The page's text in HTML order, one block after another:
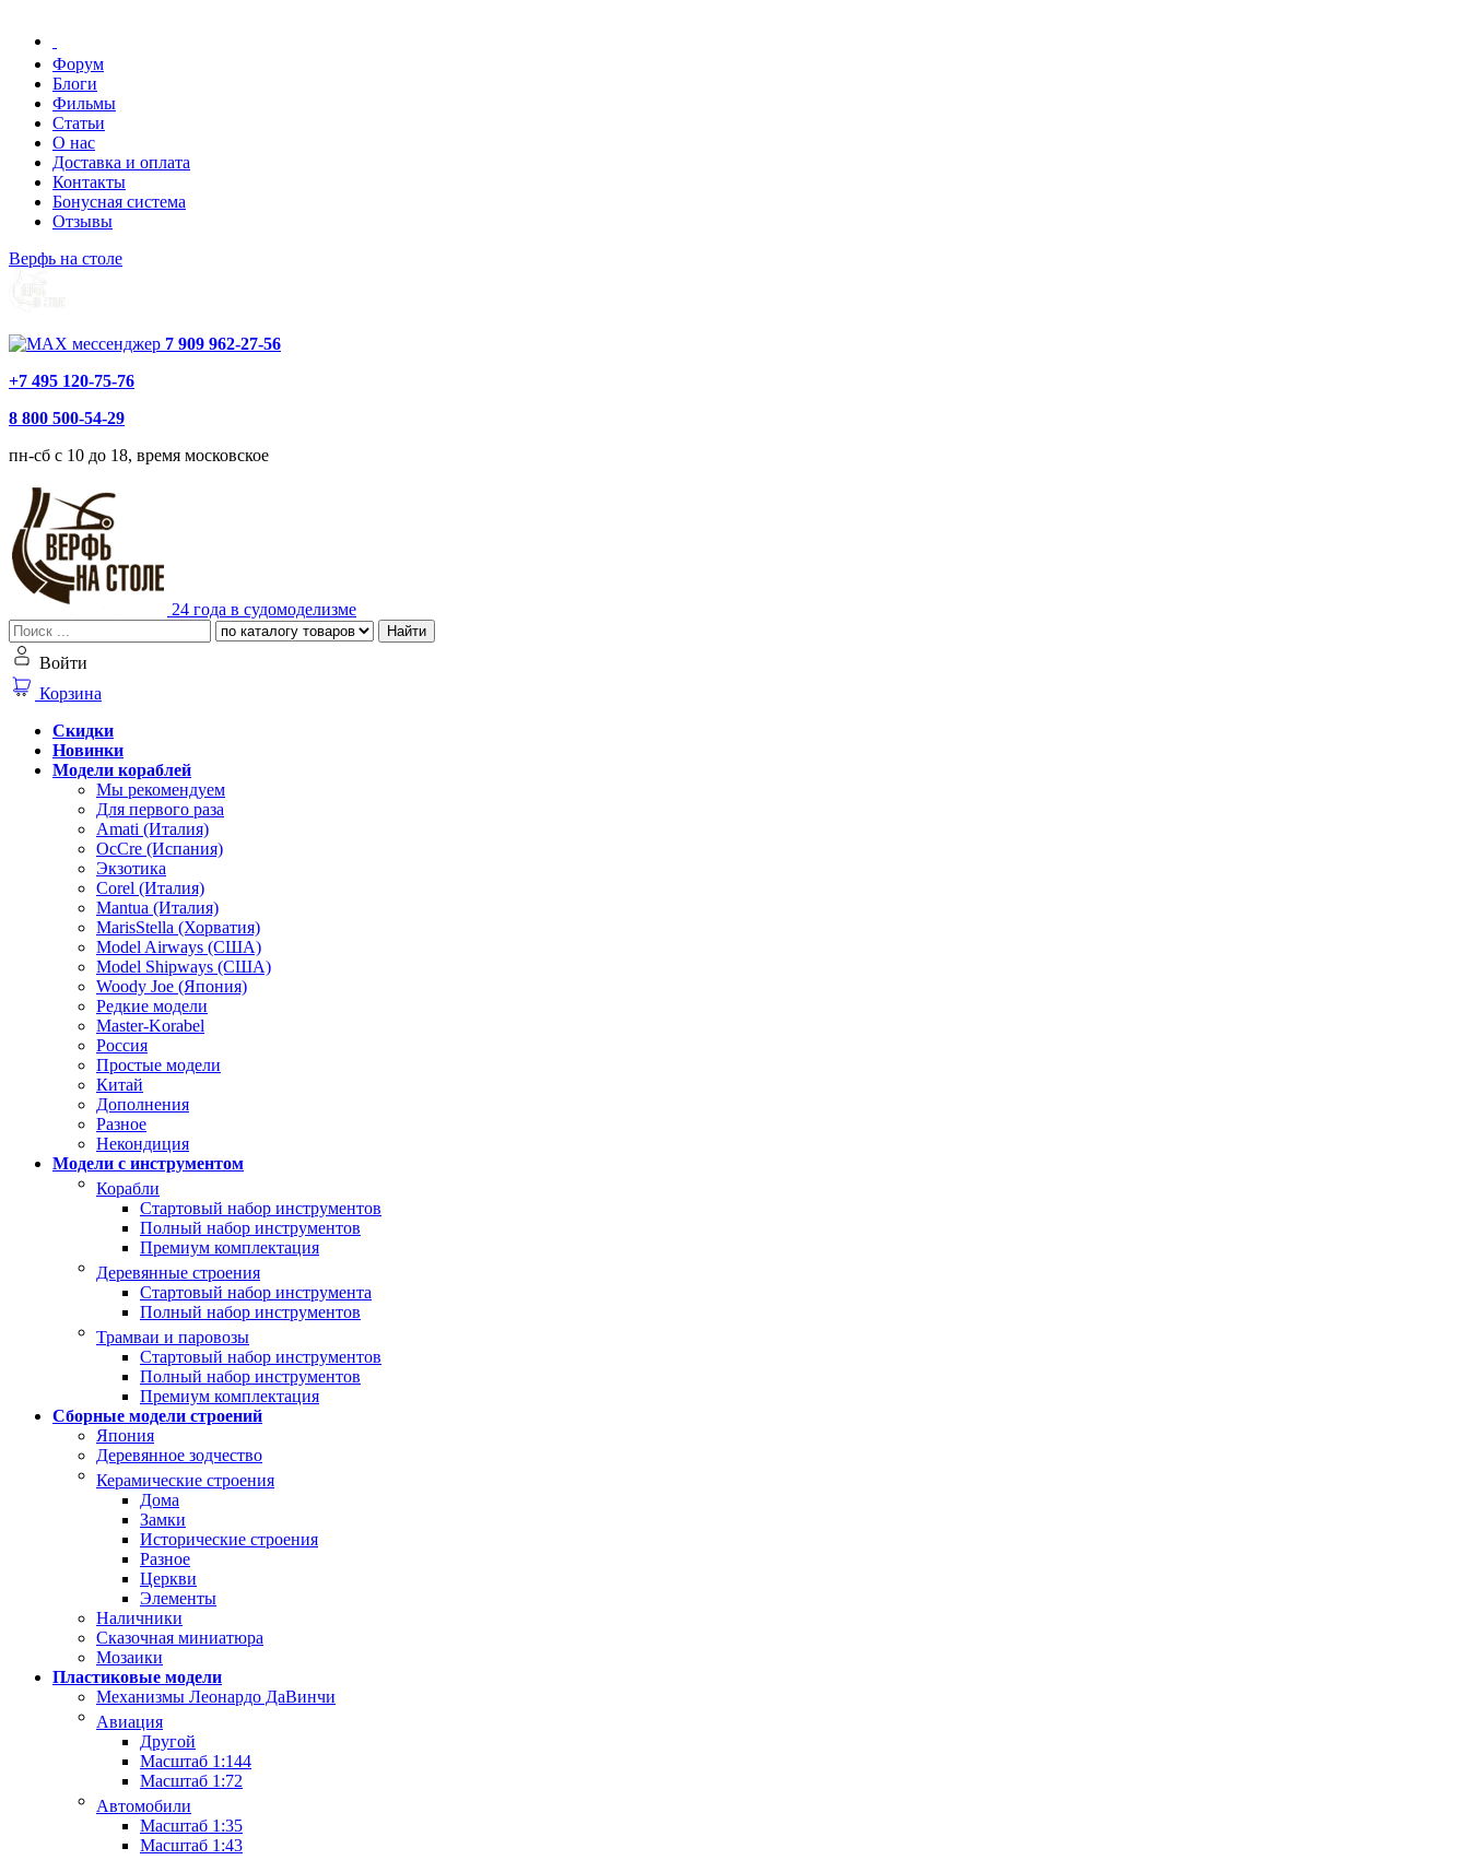
Форум
Блоги
Фильмы
Статьи
О нас
Доставка и оплата
Контакты
Бонусная система
Отзывы
Верфь на столе
7 909 962-27-56
+7 495 120-75-76
8 800 500-54-29
пн-сб с 10 до 18, время московское
24 года в судомоделизме
Найти
Войти
Корзина
Скидки
Новинки
Модели кораблей
Мы рекомендуем
Для первого раза
Amati (Италия)
OcCre (Испания)
Экзотика
Corel (Италия)
Mantua (Италия)
MarisStella (Хорватия)
Model Airways (США)
Model Shipways (США)
Woody Joe (Япония)
Редкие модели
Master-Korabel
Россия
Простые модели
Китай
Дополнения
Разное
Некондиция
Модели с инструментом
Корабли
Стартовый набор инструментов
Полный набор инструментов
Премиум комплектация
Деревянные строения
Стартовый набор инструмента
Полный набор инструментов
Трамваи и паровозы
Стартовый набор инструментов
Полный набор инструментов
Премиум комплектация
Сборные модели строений
Япония
Деревянное зодчество
Керамические строения
Дома
Замки
Исторические строения
Разное
Церкви
Элементы
Наличники
Сказочная миниатюра
Мозаики
Пластиковые модели
Механизмы Леонардо ДаВинчи
Авиация
Другой
Масштаб 1:144
Масштаб 1:72
Автомобили
Масштаб 1:35
Масштаб 1:43